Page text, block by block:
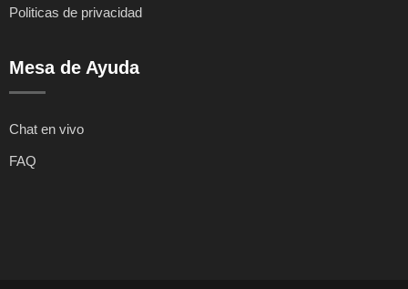
Politicas de privacidad
Mesa de Ayuda
Chat en vivo
FAQ